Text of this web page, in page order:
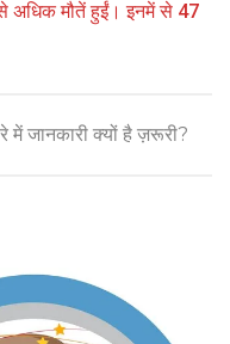
से अधिक मौतें हुईं। इनमें से 47
जानकारी क्यों है ज़रूरी?